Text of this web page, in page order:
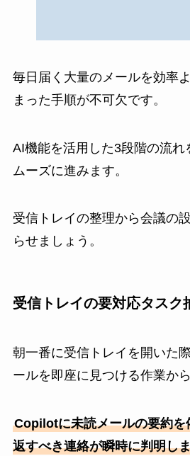
毎日届く大量のメールを効率
まった手順が不可欠です。
AI機能を活用した3段階の流れ
ムーズに進みます。
受信トレイの整理から会議の
らせましょう。
受信トレイの要対応タスク
朝一番に受信トレイを開いた
ールを即座に見つける作業か
Copilotに未読メールの要約を
返すべき連絡が瞬時に判明し